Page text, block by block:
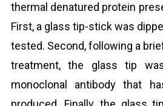
thermal denatured protein
First, a glass tip-stick was
tested. Second, following a
treatment, the glass tip
monoclonal antibody that